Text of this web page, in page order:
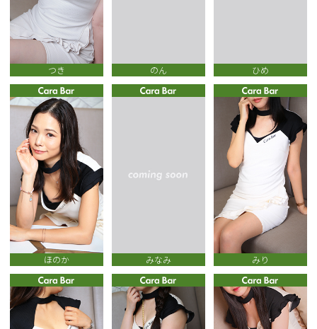
つき のん ひめ
ほのか みなみ みり